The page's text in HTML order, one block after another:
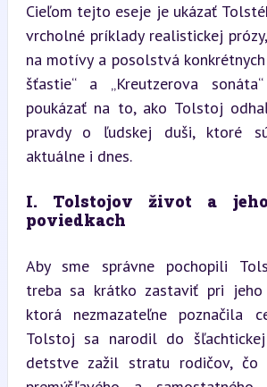
Cieľom tejto eseje je ukázať
vrcholné príklady realistickej
na motívy a posolstvá
šťastie“ a „Kreutzerova
poukázať na to, ako Tolstoj
pravdy o ľudskej duši, ktoré
aktuálne i dnes.
I. Tolstojov život a
poviedkach
Aby sme správne pochopili
treba sa krátko zastaviť pri
ktorá nezmazateľne poznačila
Tolstoj sa narodil do
detstve zažil stratu rodičov, čo